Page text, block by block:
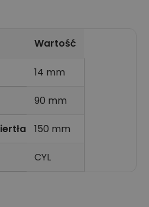
Wartość
14 mm
90 mm
150 mm
CYL